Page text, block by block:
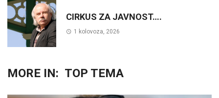
CIRKUS ZA JAVNOST….
1 kolovoza, 2026
MORE IN: TOP TEMA